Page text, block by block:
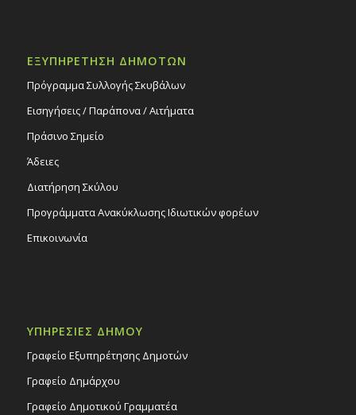
ΕΞΥΠΗΡΕΤΗΣΗ ΔΗΜΟΤΩΝ
Πρόγραμμα Συλλογής Σκυβάλων
Εισηγήσεις / Παράπονα / Αιτήματα
Πράσινο Σημείο
Άδειες
Διατήρηση Σκύλου
Προγράμματα Ανακύκλωσης Ιδιωτικών φορέων
Επικοινωνία
ΥΠΗΡΕΣΙΕΣ ΔΗΜΟΥ
Γραφείο Εξυπηρέτησης Δημοτών
Γραφείο Δημάρχου
Γραφείο Δημοτικού Γραμματέα